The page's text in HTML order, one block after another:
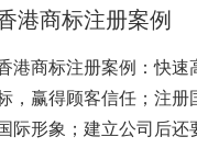
港商标注册案例
港商标注册案例：快速
，赢得顾客信任；注册
际形象；建立公司后还